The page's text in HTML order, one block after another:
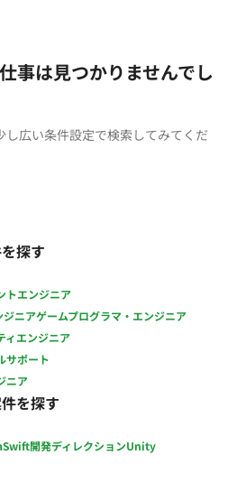
事は見つかりませんでし
広い条件設定で検索してみてくだ
探す
トエンジニア
ニアゲームプログラマ・エンジニア
ィエンジニア
サポート
ニア
を探す
Swift開発ディレクションUnity